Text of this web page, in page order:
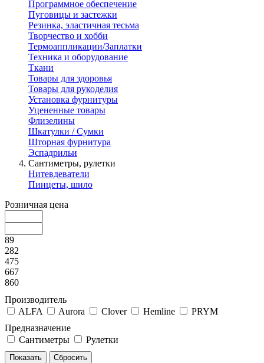
Программное обеспечение
Пуговицы и застежки
Резинка, эластичная тесьма
Творчество и хобби
Термоаппликации/Заплатки
Техника и оборудование
Ткани
Товары для здоровья
Товары для рукоделия
Установка фурнитуры
Уцененные товары
Флизелины
Шкатулки / Сумки
Шторная фурнитура
Эспадрильи
Сантиметры, рулетки
Нитевдеватели
Пинцеты, шило
Розничная цена
89
282
475
667
860
Производитель
ALFA
Aurora Clover Hemline
PRYM
Предназначение
Сантиметры
Рулетки